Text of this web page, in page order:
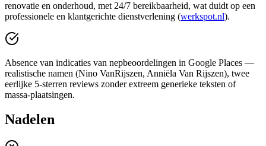
renovatie en onderhoud, met 24/7 bereikbaarheid, wat duidt op een
professionele en klantgerichte dienstverlening (werkspot.nl).
Absence van indicaties van nepbeoordelingen in Google Places —
realistische namen (Nino VanRijszen, Anniëla Van Rijszen), twee
eerlijke 5-sterren reviews zonder extreem generieke teksten of
massa-plaatsingen.
Nadelen